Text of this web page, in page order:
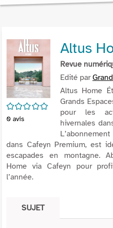
/5
0 avis
Altus
Revue
Edité par
Altus Home
Grands
pour les
hivernales
dans Cafeyn Premium, est
escapades en montagne.
Home via Cafeyn pour
l’année.
SUJET